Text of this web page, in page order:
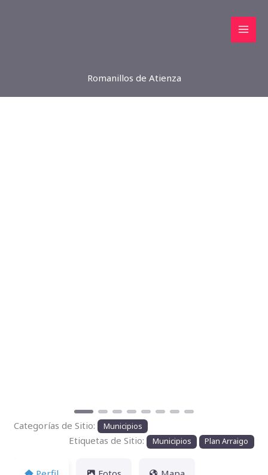
Romanillos de Atienza
Categorías de Sitio: Municipios
Etiquetas de Sitio: Municipios Plan Arraigo